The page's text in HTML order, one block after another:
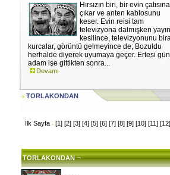
Hırsızın biri, bir evin çatısına
çıkar ve anten kablosunu
keser. Evin reisi tam
televizyona dalmışken
kesilince, televizyonunu
kurcalar, görüntü gelmeyince de; Bozuldu
herhalde diyerek uyumaya geçer. Ertesi gün
adam işe gittikten sonra...
Devamı
TORLAKONDAN
İlk Sayfa - [1] [2] [3] [4] [5] [6] [7] [8] [9] [10] [11] [12]
TORLAKONDAN ¬